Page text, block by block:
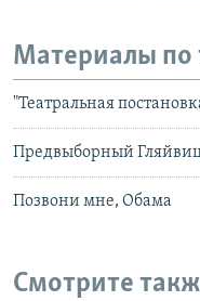
Материалы по
"Театральная
Предвыборный
Позвони мне, Обама
Смотрите